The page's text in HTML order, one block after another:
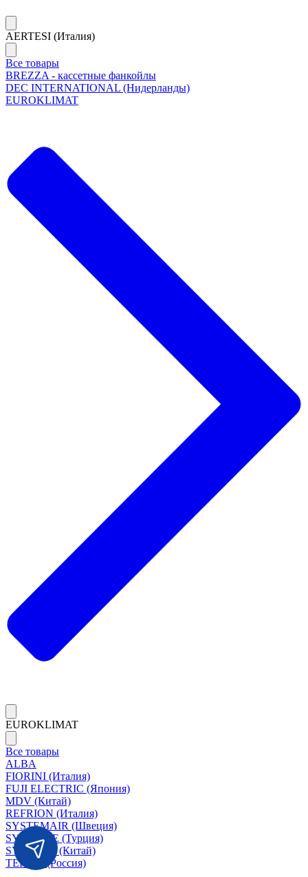
AERTESI (Италия)
Все товары
BREZZA - кассетные фанкойлы
DEC INTERNATIONAL (Нидерланды)
EUROKLIMAT
EUROKLIMAT
Все товары
ALBA
FIORINI (Италия)
FUJI ELECTRIC (Япония)
MDV (Китай)
REFRION (Италия)
SYSTEMAIR (Швеция)
SYSIMPLE (Турция)
SYSCOOL (Китай)
TERMA (Россия)